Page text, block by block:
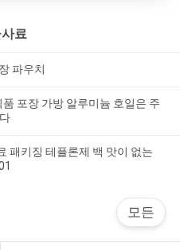
료
파우치
포장 가방 알루미늄 호일은 주
패키징 테플론제 백 맛이 없는
모든